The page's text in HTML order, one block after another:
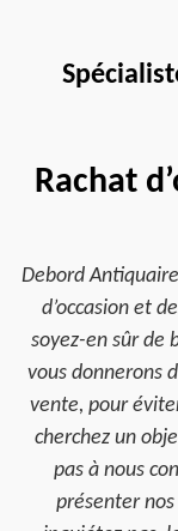
Rachat
Debord
d’occasion et
soyez-en sûr de
vous donnerons
vente, pour
cherchez un
pas à nous
présenter